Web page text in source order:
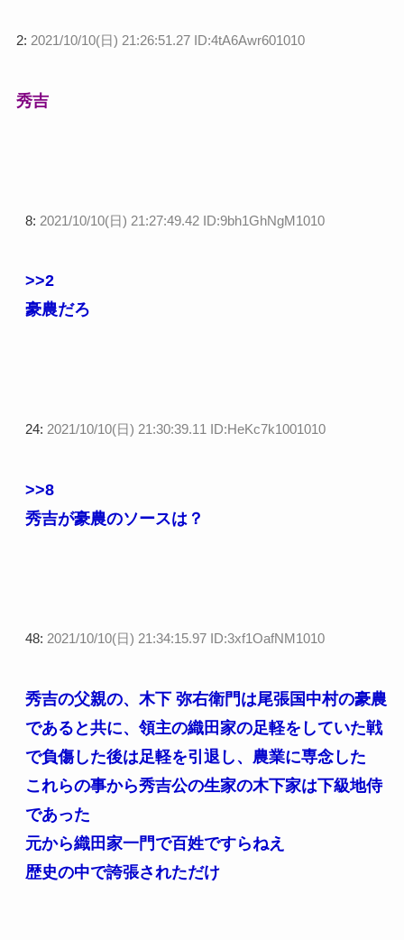
2: 2021/10/10(日) 21:26:51.27 ID:4tA6Awr601010
秀吉
8: 2021/10/10(日) 21:27:49.42 ID:9bh1GhNgM1010
>>2
豪農だろ
24: 2021/10/10(日) 21:30:39.11 ID:HeKc7k1001010
>>8
秀吉が豪農のソースは？
48: 2021/10/10(日) 21:34:15.97 ID:3xf1OafNM1010
秀吉の父親の、木下 弥右衛門は尾張国中村の豪農
であると共に、領主の織田家の足軽をしていた戦
で負傷した後は足軽を引退し、農業に専念した
これらの事から秀吉公の生家の木下家は下級地侍
であった
元から織田家一門で百姓ですらねえ
歴史の中で誇張されただけ